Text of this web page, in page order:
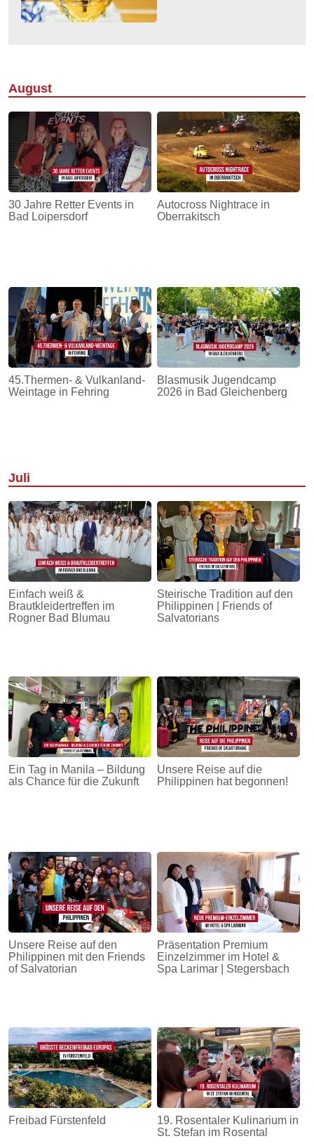
August
30 Jahre Retter Events in
Bad Loipersdorf
Autocross Nightrace in
Oberrakitsch
45.Thermen- & Vulkanland-
Weintage in Fehring
Blasmusik Jugendcamp
2026 in Bad Gleichenberg
Juli
Einfach weiß &
Brautkleidertreffen im
Rogner Bad Blumau
Steirische Tradition auf den
Philippinen | Friends of
Salvatorians
Ein Tag in Manila – Bildung
als Chance für die Zukunft
Unsere Reise auf die
Philippinen hat begonnen!
Unsere Reise auf den
Philippinen mit den Friends
of Salvatorian
Präsentation Premium
Einzelzimmer im Hotel &
Spa Larimar | Stegersbach
Freibad Fürstenfeld
19. Rosentaler Kulinarium in
St. Stefan im Rosental